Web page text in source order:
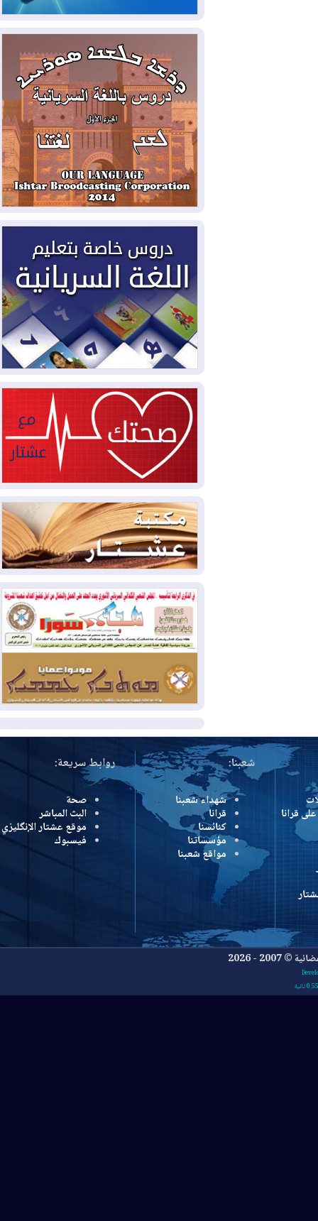
قد يختبر تماسك الناتو بهجوم محدود
2026-08-06نيجيرفان بارزاني حول اجتماع
"إدارة الدولة": أكدنا دعم تنفيذ البرنامج
الحكومي وأهمية حصر السلاح
2026-08-06ائتلاف ادارة الدولة: من
يقومون بسلوك يهدد امن البلاد خارجون عن
القانون يجب محاربتهم
2026-08-06بعد هجومين قرب باب المندب..
تحذيرات من تصعيد يهدد الملاحة في البحر
الأحمر
2026-08-06مئات القاصرين بلا مأوى.. أزمة
سبتة تتصاعد وتضغط على مدريد
2026-08-05
لمدة عام.. بدء توريد 100
مليون قدم مكعب يومياً من غاز كورمور في
إقليم كوردستان إلى وزارة الكهرباء العراقية
2026-08-05
15كارثة بيئية ومناخية ترسم
ملامح أخطر التحديات التي تواجه العراق
اليوم
2026-08-05
حرائق فرنسا.. توقيف 402
شخص بينهم 156 قاصرا منذ بداية موسم
2026-08-04سومو: إنتاج النفط في إقليم
كوردستان انخفض إلى أقل من 10%
2026-08-04ملفات حقبة الكاظمي تعود إلى
الواجهة.. أنباء عن مراجعات قضائية
وتحقيقات أوسع في قضايا فساد
2026-08-04
بيترو يشكو تزوير الانتخابات
الرئاسية ويحذر من "حرب أهلية" في
كولومبيا
2026-08-03
رئيس إقليم كوردستان في
دمشق في زيارة رسمية
شعبنا:
شهداء شعبنا
قرانا
كنائسنا
مؤسساتنا
مواقع شعبنا
روابط سريعة:
صحة
البث المباشر
موقع عشتار الإنگليزي
فيسبوك
2026